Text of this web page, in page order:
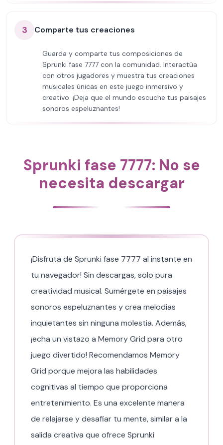
3 Comparte tus creaciones
Guarda y comparte tus composiciones de
Sprunki fase 7777 con la comunidad. Interactúa
con otros jugadores y muestra tus creaciones
musicales únicas en este juego inmersivo y
creativo. ¡Deja que el mundo escuche tus paisajes
sonoros espeluznantes!
Sprunki fase 7777: No se
necesita descargar
¡Disfruta de Sprunki fase 7777 al instante en
tu navegador! Sin descargas, solo pura
creatividad musical. Sumérgete en paisajes
sonoros espeluznantes y crea melodías
inquietantes sin ninguna molestia. Además,
¡echa un vistazo a Memory Grid para otro
juego divertido! Recomendamos Memory
Grid porque mejora las habilidades
cognitivas al tiempo que proporciona
entretenimiento. Es una excelente manera
de relajarse y desafiar tu mente, similar a la
salida creativa que ofrece Sprunki